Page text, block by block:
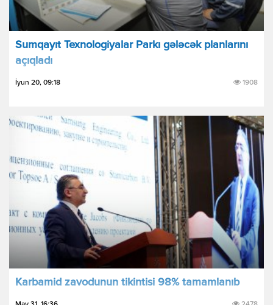
Sumqayıt Texnologiyalar Parkı gələcək planlarını
açıqladı
İyun 20, 09:18 1908
Karbamid zavodunun tikintisi 98% tamamlanıb